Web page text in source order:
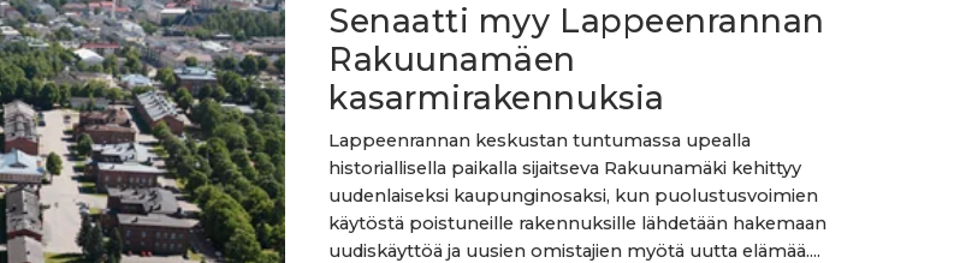
Senaatti myy Lappeenrannan
Rakuunamäen
kasarmirakennuksia
Lappeenrannan keskustan tuntumassa upealla
historiallisella paikalla sijaitseva Rakuunamäki kehittyy
uudenlaiseksi kaupunginosaksi, kun puolustusvoimien
käytöstä poistuneille rakennuksille lähdetään hakemaan
uudiskäyttöä ja uusien omistajien myötä uutta elämää....